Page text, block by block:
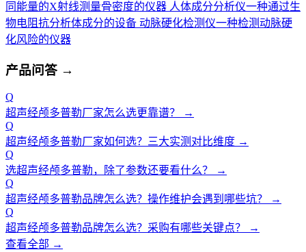
同能量的X射线测量骨密度的仪器 人体成分分析仪一种通过生
物电阻抗分析体成分的设备 动脉硬化检测仪一种检测动脉硬
化风险的仪器
产品问答 →
Q
超声经颅多普勒厂家怎么选更靠谱？
→
Q
超声经颅多普勒厂家如何选？三大实测对比维度 →
Q
选超声经颅多普勒，除了参数还要看什么？
→
Q
超声经颅多普勒品牌怎么选？操作维护会遇到哪些坑？
→
Q
超声经颅多普勒品牌怎么选？采购有哪些关键点？
→
查看全部 →